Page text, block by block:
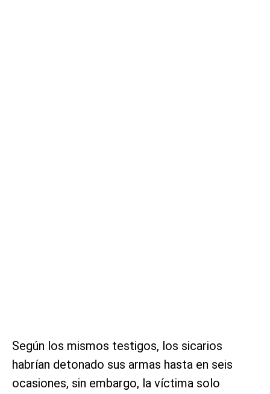
Según los mismos testigos, los sicarios
habrían detonado sus armas hasta en seis
ocasiones, sin embargo, la víctima solo